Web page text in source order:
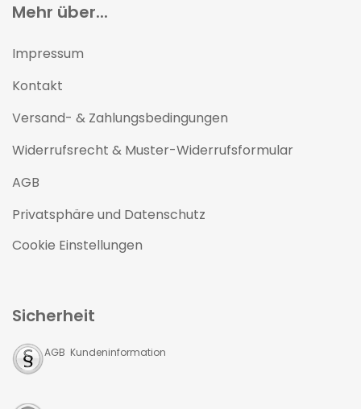
Mehr über...
Impressum
Kontakt
Versand- & Zahlungsbedingungen
Widerrufsrecht & Muster-Widerrufsformular
AGB
Privatsphäre und Datenschutz
Cookie Einstellungen
Sicherheit
AGB Kundeninformation